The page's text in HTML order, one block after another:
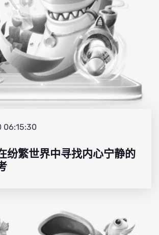
纷繁世界中寻找内心宁静的